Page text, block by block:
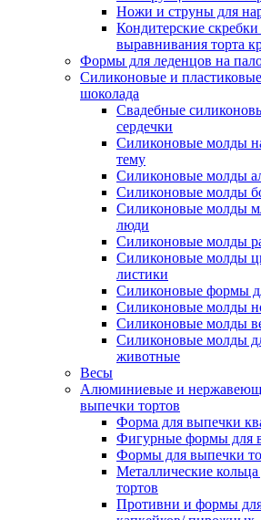
Ножи и струны для
Кондитерские
выравнивания торта
Формы для леденцов на
Силиконовые и
шоколада
Свадебные
сердечки
Силиконовые молды
тему
Силиконовые молды
Силиконовые молды
Силиконовые молды
люди
Силиконовые молды
Силиконовые молды
листики
Силиконовые формы
Силиконовые молды
Силиконовые молды
Силиконовые молды
животные
Весы
Алюминиевые и
выпечки тортов
Форма для выпечки
Фигурные формы для
Формы для выпечки
Металлические
тортов
Противни и формы